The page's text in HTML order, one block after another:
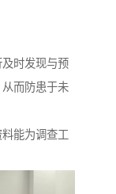
时发现与预
而防患于未
能为调查工